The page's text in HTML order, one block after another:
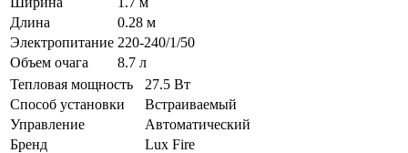
Длина
0.28 м
Электропитание 220-240/1/50
Объем очага
8.7 л
Тепловая мощность
27.5 Вт
Способ установки
Встраиваемый
Управление
Автоматический
Бренд
Lux Fire